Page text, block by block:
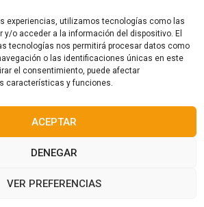
experiencias, utilizamos tecnologías como las
y/o acceder a la información del dispositivo. El
tecnologías nos permitirá procesar datos como
o las identificaciones únicas en este
el consentimiento, puede afectar
características y funciones.
ACEPTAR
DENEGAR
VER PREFERENCIAS
08024 Barcelona
Todos los derechos reservados
y fabricado en Barcelona